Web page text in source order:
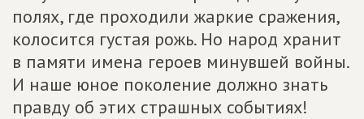
полях, где проходили жаркие сражения,
колосится густая рожь. Но народ хранит
в памяти имена героев минувшей войны.
И наше юное поколение должно знать
правду об этих страшных событиях!